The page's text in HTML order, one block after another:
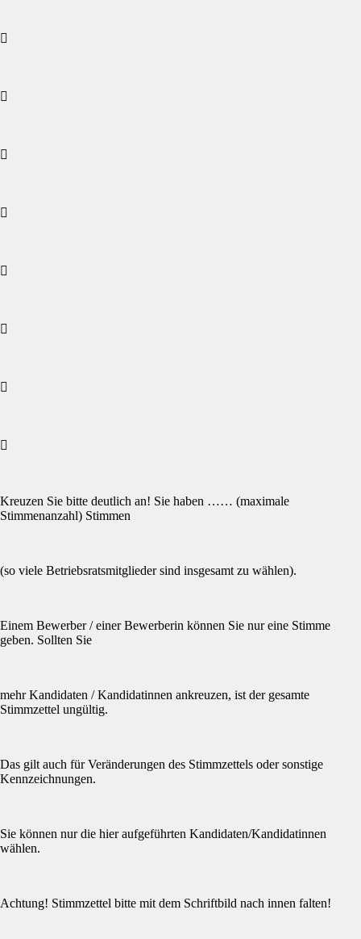








Kreuzen Sie bitte deutlich an! Sie haben …… (maximale
Stimmenanzahl) Stimmen
(so viele Betriebsratsmitglieder sind insgesamt zu wählen).
Einem Bewerber / einer Bewerberin können Sie nur eine Stimme
geben. Sollten Sie
mehr Kandidaten / Kandidatinnen ankreuzen, ist der gesamte
Stimmzettel ungültig.
Das gilt auch für Veränderungen des Stimmzettels oder sonstige
Kennzeichnungen.
Sie können nur die hier aufgeführten Kandidaten/Kandidatinnen
wählen.
Achtung! Stimmzettel bitte mit dem Schriftbild nach innen falten!